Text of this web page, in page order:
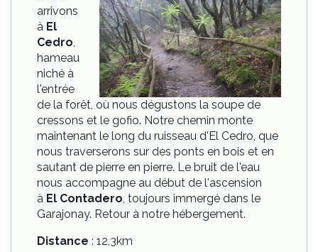
arrivons
à El
Cedro,
hameau
niché à
l'entrée
de la forêt, où nous dégustons la soupe de
cressons et le gofio. Notre chemin monte
maintenant le long du ruisseau d'El Cedro, que
nous traverserons sur des ponts en bois et en
sautant de pierre en pierre. Le bruit de l'eau
nous accompagne au début de l'ascension
à El Contadero, toujours immergé dans le
Garajonay. Retour à notre hébergement.
Distance : 12,3km